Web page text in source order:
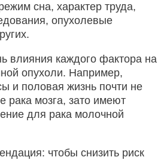
сна, характер труда,
опухолевые
влияния каждого фактора на
опухоли. Например,
и половая жизнь почти не
рака мозга, зато имеют
для рака молочной
чтобы снизить риск